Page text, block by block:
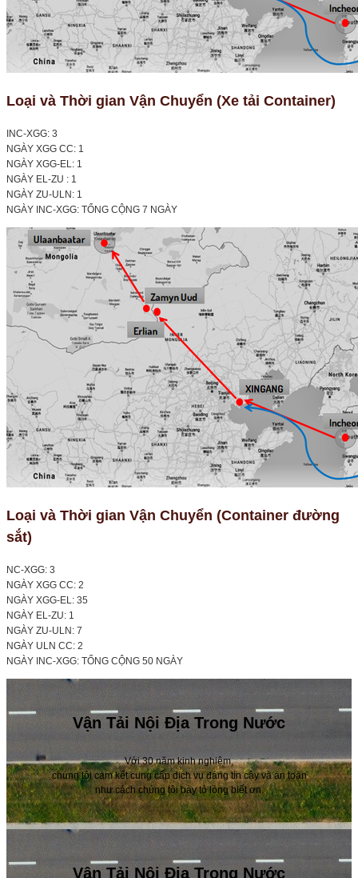
Loại và Thời gian Vận Chuyển (Xe tải Container)
INC-XGG: 3
NGÀY XGG CC: 1
NGÀY XGG-EL: 1
NGÀY EL-ZU : 1
NGÀY ZU-ULN: 1
NGÀY INC-XGG: TỔNG CỘNG 7 NGÀY
Loại và Thời gian Vận Chuyển (Container đường
sắt)
NC-XGG: 3
NGÀY XGG CC: 2
NGÀY XGG-EL: 35
NGÀY EL-ZU: 1
NGÀY ZU-ULN: 7
NGÀY ULN CC: 2
NGÀY INC-XGG: TỔNG CỘNG 50 NGÀY
Vận Tải Nội Địa Trong Nước
Với 30 năm kinh nghiệm,
chúng tôi cam kết cung cấp dịch vụ đáng tin cậy và an toàn
như cách chúng tôi bày tỏ lòng biết ơn.
Vận Tải Nội Địa Trong Nước